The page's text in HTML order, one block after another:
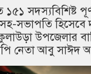
সদস্যবিশিষ্ট
সহ-সভাপতি হিসেবে
উপজেলার
নেতা আবু সাঈদ